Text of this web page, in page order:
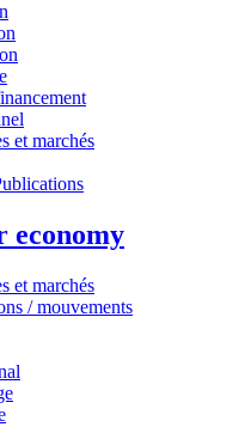
et marchés
economy
et marchés
/ mouvements